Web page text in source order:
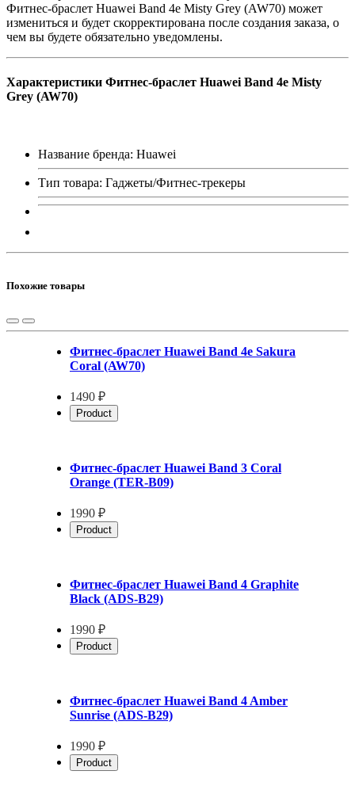
Фитнес-браслет Huawei Band 4e Misty Grey (AW70) может
измениться и будет скорректирована после создания заказа, о
чем вы будете обязательно уведомлены.
Характеристики Фитнес-браслет Huawei Band 4e Misty
Grey (AW70)
Название бренда: Huawei
Тип товара: Гаджеты/Фитнес-трекеры
Похожие товары
Фитнес-браслет Huawei Band 4e Sakura
Coral (AW70)
1490 ₽
Product
Фитнес-браслет Huawei Band 3 Coral
Orange (TER-B09)
1990 ₽
Product
Фитнес-браслет Huawei Band 4 Graphite
Black (ADS-B29)
1990 ₽
Product
Фитнес-браслет Huawei Band 4 Amber
Sunrise (ADS-B29)
1990 ₽
Product